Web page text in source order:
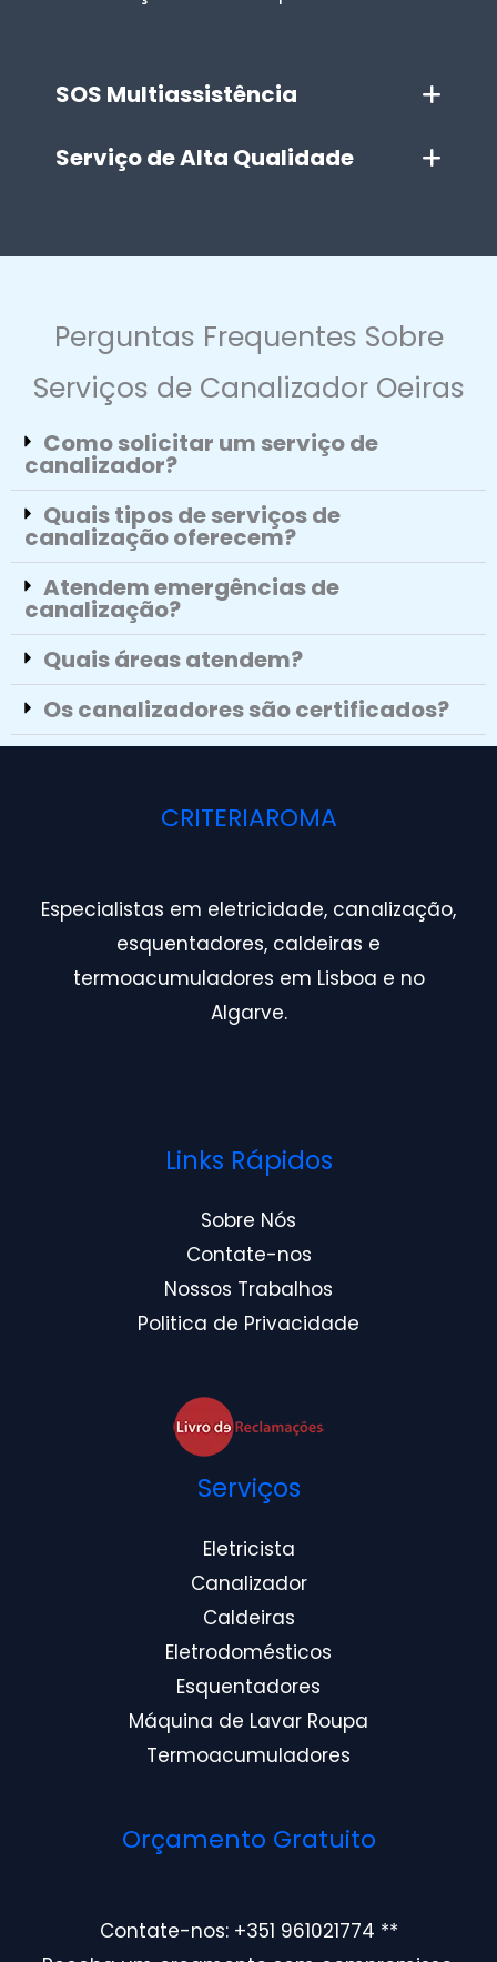
SOS Multiassistência
Serviço de Alta Qualidade
Perguntas Frequentes Sobre
Serviços de Canalizador Oeiras
Como solicitar um serviço de
canalizador?
Quais tipos de serviços de
canalização oferecem?
Atendem emergências de
canalização?
Quais áreas atendem?
Os canalizadores são certificados?
CRITERIAROMA
Especialistas em eletricidade, canalização,
esquentadores, caldeiras e
termoacumuladores em Lisboa e no
Algarve.
Links Rápidos
Sobre Nós
Contate-nos
Nossos Trabalhos
Politica de Privacidade
Serviços
Eletricista
Canalizador
Caldeiras
Eletrodomésticos
Esquentadores
Máquina de Lavar Roupa
Termoacumuladores
Orçamento Gratuito
Contate-nos: +351 961021774 **